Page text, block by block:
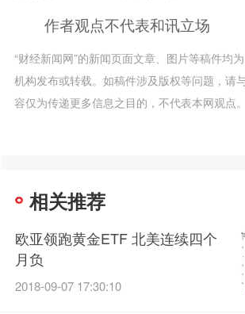
作者观点不代表和讯立场
“财经新闻网”的新闻页面文章、图片等稿件均
机构发布或转载。如稿件涉及版权等问题，请
容仅为传递更多信息之目的，不代表本网观点。
相关推荐
欧亚领跑黄金ETF 北美连续四个
月负
2018-09-07 17:30:10